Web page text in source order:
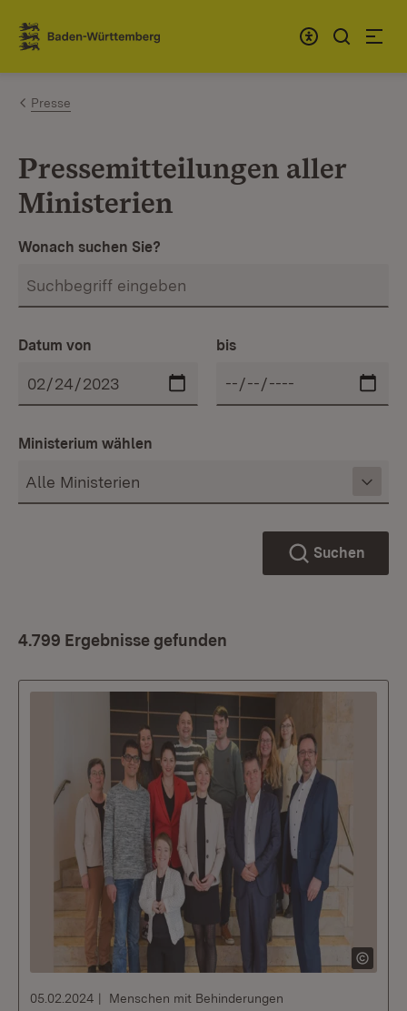
Zum Inhalt springen
Link zur Startseite
Presse
Pressemitteilungen aller
Ministerien
Wonach suchen Sie?
Datum von bis
Ministerium wählen
Suchen
4.799 Ergebnisse gefunden
05.02.2024 Menschen mit Behinderungen